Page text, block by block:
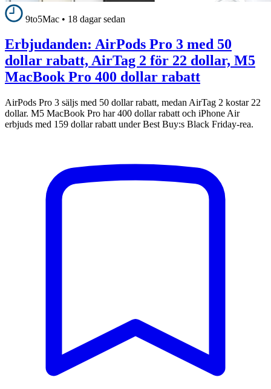
9to5Mac • 18 dagar sedan
Erbjudanden: AirPods Pro 3 med 50
dollar rabatt, AirTag 2 för 22 dollar, M5
MacBook Pro 400 dollar rabatt
AirPods Pro 3 säljs med 50 dollar rabatt, medan AirTag 2 kostar 22
dollar. M5 MacBook Pro har 400 dollar rabatt och iPhone Air
erbjuds med 159 dollar rabatt under Best Buy:s Black Friday-rea.